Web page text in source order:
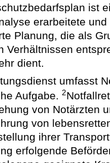
ist
erarbeitete
Planung, die als
Verhältnissen
dient.
umfasst
Aufgabe.2
von Notärzten
von
ihrer
erfolgende